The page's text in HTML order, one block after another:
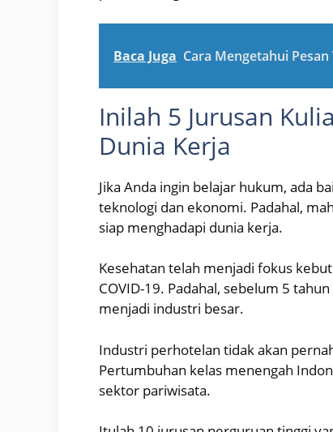
Baca Juga Cara Mengetahui
Inilah 5 Jurusan
Dunia Kerja
Jika Anda ingin belajar hukum, ada
teknologi dan ekonomi. Padahal,
siap menghadapi dunia kerja.
Kesehatan telah menjadi fokus
COVID-19. Padahal, sebelum 5
menjadi industri besar.
Industri perhotelan tidak akan
Pertumbuhan kelas menengah
sektor pariwisata.